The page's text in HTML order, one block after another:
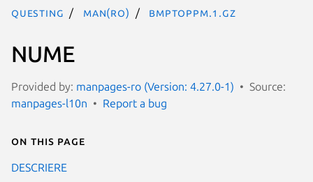
questing man(ro) bmptoppm.1.gz
NUME
Provided by: manpages-ro (Version: 4.27.0-1)
Source:
manpages-l10n
Report a bug
On this page
DESCRIERE